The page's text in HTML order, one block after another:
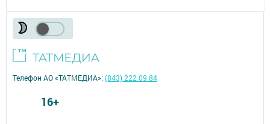
Телефон АО «ТАТМЕДИА»:(843) 222 09 84
16+